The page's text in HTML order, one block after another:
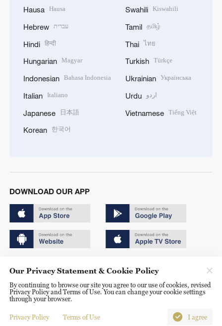
Hausa Hausa
Hebrew עברית
Hindi हिन्दी
Hungarian Magyar
Indonesian Bahasa Indonesia
Italian Italiano
Japanese 日本語
Korean 한국어
Swahili Kiswahili
Tamil தமிழ்
Thai ไทย
Turkish Türkçe
Ukrainian Українська
Urdu اردو
Vietnamese Tiếng Việt
DOWNLOAD OUR APP
京ICP备20000184号
京公网安备 11010502050052号
Disinformation report hotline: 010-85061466
Our Privacy Statement & Cookie Policy
By continuing to browse our site you agree to our use of cookies, revised
Privacy Policy and Terms of Use. You can change your cookie settings
through your browser.
Privacy Policy Terms of Use I agree